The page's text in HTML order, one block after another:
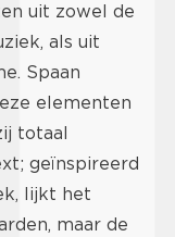
uit zowel de
als uit
Spaan
elementen
totaal
geïnspireerd
lijkt het
maar de